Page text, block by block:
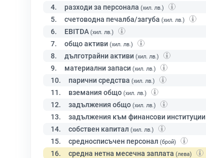
4. разходи за персонала (хил. лв.)
5. счетоводна печалба/загуба (хил. лв.)
6. EBITDA (хил. лв.)
7. общо активи (хил. лв.)
8. дълготрайни активи (хил. лв.)
9. материални запаси (хил. лв.)
10. парични средства (хил. лв.)
11. вземания общо (хил. лв.)
12. задължения общо (хил. лв.)
13. задължения към финансови институции
14. собствен капитал (хил. лв.)
15. средносписъчен персонал (брой)
16. средна нетна месечна заплата (лева)